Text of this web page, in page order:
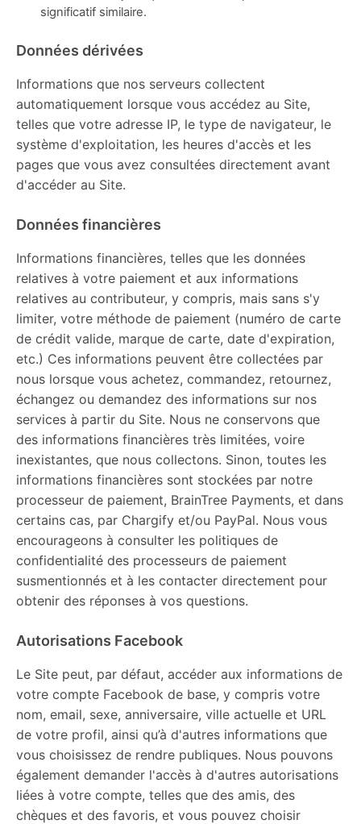
significatif similaire.
Données dérivées
Informations que nos serveurs collectent
automatiquement lorsque vous accédez au Site,
telles que votre adresse IP, le type de navigateur, le
système d'exploitation, les heures d'accès et les
pages que vous avez consultées directement avant
d'accéder au Site.
Données financières
Informations financières, telles que les données
relatives à votre paiement et aux informations
relatives au contributeur, y compris, mais sans s'y
limiter, votre méthode de paiement (numéro de carte
de crédit valide, marque de carte, date d'expiration,
etc.) Ces informations peuvent être collectées par
nous lorsque vous achetez, commandez, retournez,
échangez ou demandez des informations sur nos
services à partir du Site. Nous ne conservons que
des informations financières très limitées, voire
inexistantes, que nous collectons. Sinon, toutes les
informations financières sont stockées par notre
processeur de paiement, BrainTree Payments, et dans
certains cas, par Chargify et/ou PayPal. Nous vous
encourageons à consulter les politiques de
confidentialité des processeurs de paiement
susmentionnés et à les contacter directement pour
obtenir des réponses à vos questions.
Autorisations Facebook
Le Site peut, par défaut, accéder aux informations de
votre compte Facebook de base, y compris votre
nom, email, sexe, anniversaire, ville actuelle et URL
de votre profil, ainsi qu’à d'autres informations que
vous choisissez de rendre publiques. Nous pouvons
également demander l'accès à d'autres autorisations
liées à votre compte, telles que des amis, des
chèques et des favoris, et vous pouvez choisir